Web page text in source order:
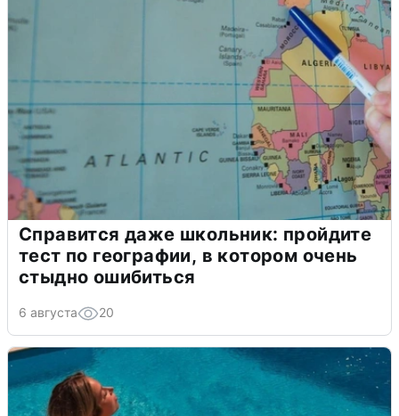
Справится даже школьник: пройдите
тест по географии, в котором очень
стыдно ошибиться
6 августа 20